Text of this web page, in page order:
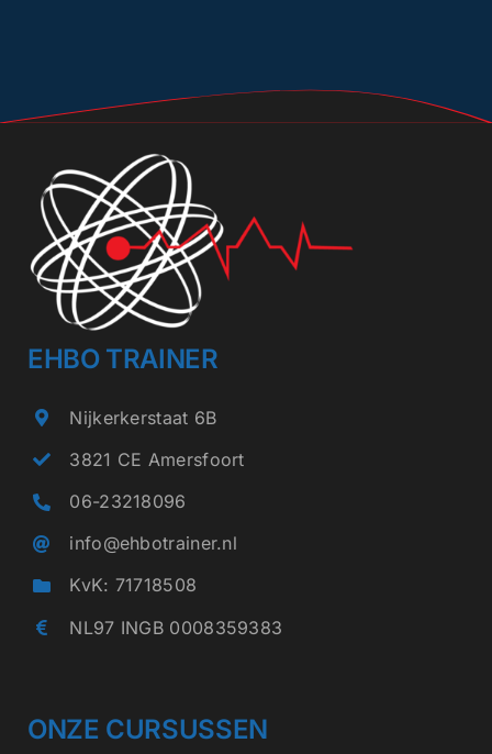
EHBO TRAINER
Nijkerkerstaat 6B
3821 CE Amersfoort
06-23218096
info@ehbotrainer.nl
KvK: 71718508
NL97 INGB 0008359383
ONZE CURSUSSEN